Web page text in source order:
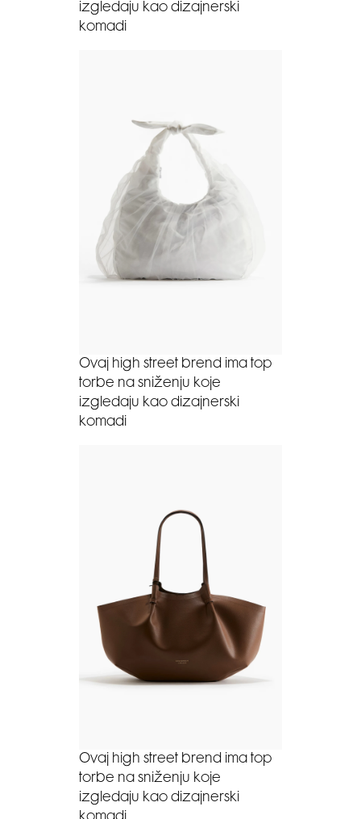
izgledaju kao dizajnerski
komadi
Ovaj high street brend ima top
torbe na sniženju koje
izgledaju kao dizajnerski
komadi
Ovaj high street brend ima top
torbe na sniženju koje
izgledaju kao dizajnerski